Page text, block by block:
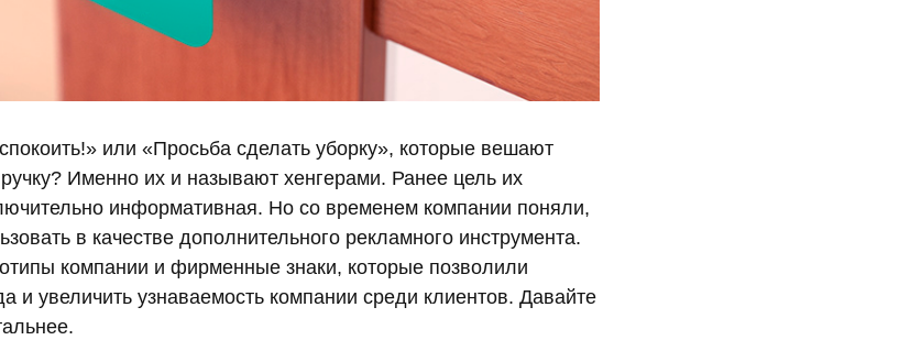
или «Просьба сделать уборку», которые вешают
Именно их и называют хенгерами. Ранее цель их
информативная. Но со временем компании поняли,
в качестве дополнительного рекламного инструмента.
компании и фирменные знаки, которые позволили
и увеличить узнаваемость компании среди клиентов. Давайте